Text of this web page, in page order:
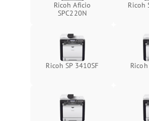
Ricoh Aficio
SPC220N
Ricoh
Ricoh SP 3410SF